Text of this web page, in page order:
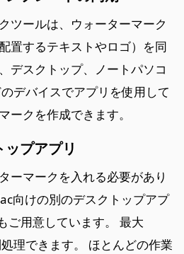
ツールは、ウォーターマーク
置するテキストやロゴ）を同
デスクトップ、ノートパソコ
デバイスでアプリを使用して
ークを作成できます。
プアプリ
ーマークを入れる必要があり
向けの別のデスクトップアプ
ご用意しています。 最大
理できます。 ほとんどの作業